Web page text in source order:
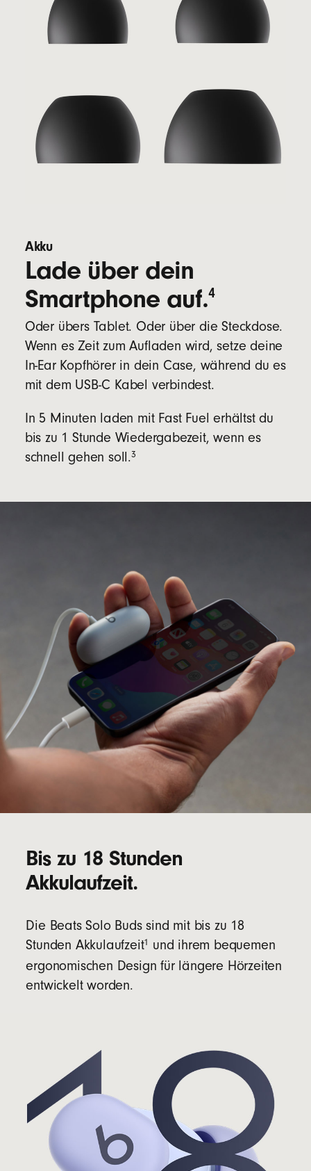
Akku
Lade über dein
Smartphone auf.4
Oder übers Tablet. Oder über die Steckdose.
Wenn es Zeit zum Aufladen wird, setze deine
In-Ear Kopfhörer in dein Case, während du es
mit dem USB-C Kabel verbindest.
In 5 Minuten laden mit Fast Fuel erhältst du
bis zu 1 Stunde Wiedergabezeit, wenn es
schnell gehen soll.3
Bis zu 18 Stunden
Akkulaufzeit.
Die Beats Solo Buds sind mit bis zu 18
Stunden Akkulaufzeit1 und ihrem bequemen
ergonomischen Design für längere Hörzeiten
entwickelt worden.